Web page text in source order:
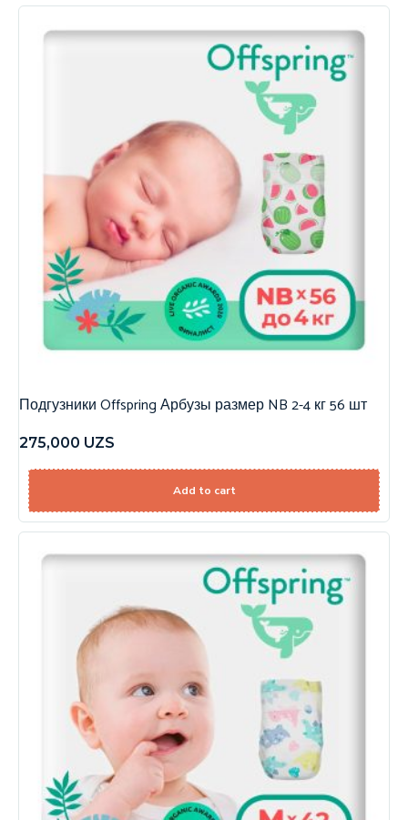
Подгузники Offspring Арбузы размер NB 2-4 кг 56 шт
275,000 UZS
Add to cart